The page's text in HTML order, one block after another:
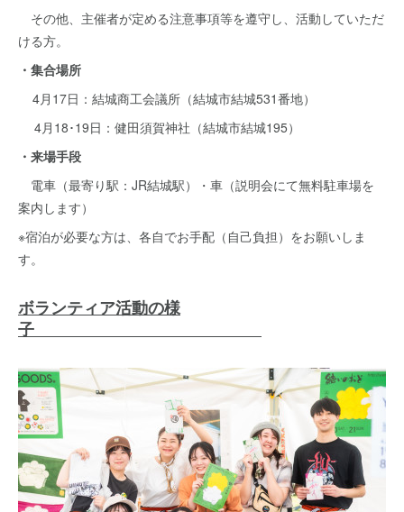
その他、主催者が定める注意事項等を遵守し、活動していただ
ける方。
・集合場所
4月17日：結城商工会議所（結城市結城531番地）
4月18･19日：健田須賀神社（結城市結城195）
・来場手段
電車（最寄り駅：JR結城駅）・車（説明会にて無料駐車場を
案内します）
※宿泊が必要な方は、各自でお手配（自己負担）をお願いしま
す。
ボランティア活動の様
子